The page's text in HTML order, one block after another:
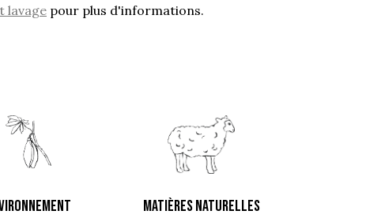
lavage pour plus d'informations.
MATIÈRES NATURELLES